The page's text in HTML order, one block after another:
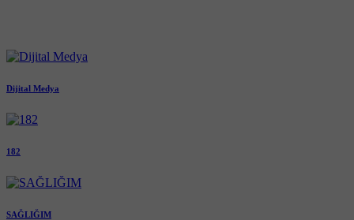
Dijital Medya
182
SAĞLIĞIM